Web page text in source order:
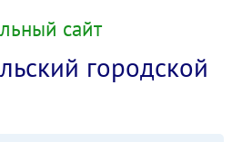
сайт
городской